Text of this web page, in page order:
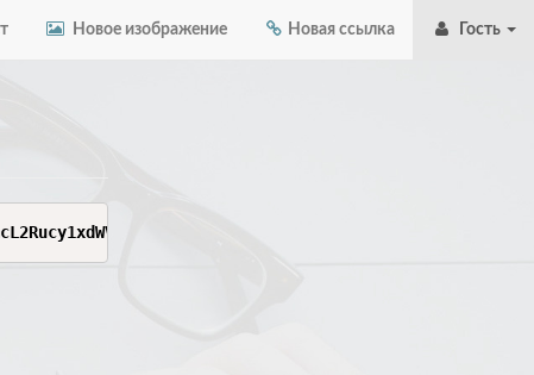
Новое изображение Новая ссылка Гость